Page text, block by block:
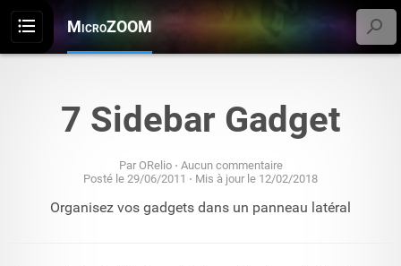
Menu MicroZOOM
7 Sidebar Gadget
Par ORelio
Aucun commentaire
29/06/2011
12/02/2018
Organisez vos gadgets dans un panneau latéral